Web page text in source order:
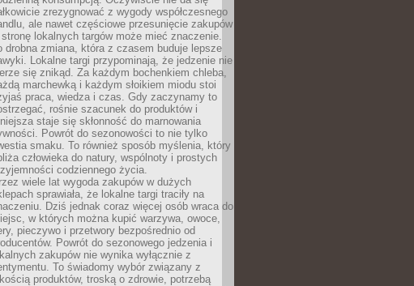
zrezygnować z wygody współczesnego
ale nawet częściowe przesunięcie zakupów
lokalnych targów może mieć znaczenie.
drobna zmiana, która z czasem buduje lepsze
Lokalne targi przypominają, że jedzenie nie
się znikąd. Za każdym bochenkiem chleba,
marchewką i każdym słoikiem miodu stoi
praca, wiedza i czas. Gdy zaczynamy to
rośnie szacunek do produktów i
staje się skłonność do marnowania
Powrót do sezonowości to nie tylko
smaku. To również sposób myślenia, który
człowieka do natury, wspólnoty i prostych
codziennego życia.
wiele lat wygoda zakupów w dużych
sprawiała, że lokalne targi traciły na
Dziś jednak coraz więcej osób wraca do
w których można kupić warzywa, owoce,
pieczywo i przetwory bezpośrednio od
Powrót do sezonowego jedzenia i
zakupów nie wynika wyłącznie z
To świadomy wybór związany z
produktów, troską o zdrowie, potrzebą